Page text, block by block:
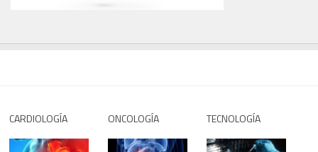
CARDIOLOGÍA ONCOLOGÍA TECNOLOGÍA